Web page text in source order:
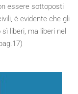
essere sottoposti
è evidente che gli
liberi, ma liberi nel